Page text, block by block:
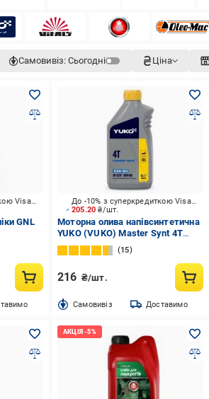
Самовивіз: Сьогодні Ціна
До -10% з суперкредиткою Visa Вигода
GNL
205.20₴/шт.
До -10% з суперкредиткою Visa Вигода
Моторна олива напівсинтетична
YUKO (VUKO) Master Synt 4T
10W-30 1 л
15
216 ₴/шт.
Cамовивіз Доставимо